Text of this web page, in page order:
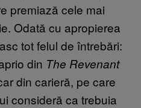
premiază cele mai
Odată cu apropierea
tot felul de întrebări:
din The Revenant
din carieră, pe care
consideră ca trebuia